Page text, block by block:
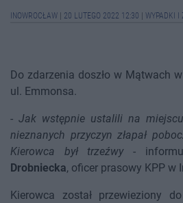
INOWROCŁAW 20 LUTEGO 2022 12:30 WYPADKI I
Do zdarzenia doszło w Mątwach
ul. Emmonsa.
- Jak wstępnie ustalili na
nieznanych przyczyn złapał
Kierowca był trzeźwy-
Drobniecka, oficer prasowy KPP w
Kierowca został przewieziony